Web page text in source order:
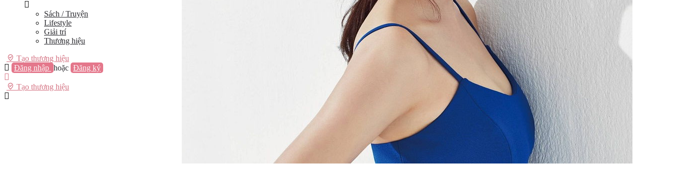
Sách / Truyện
Lifestyle
Giải trí
Thương hiệu
Tạo thương hiệu
Đăng nhập hoặc Đăng ký
Tạo thương hiệu